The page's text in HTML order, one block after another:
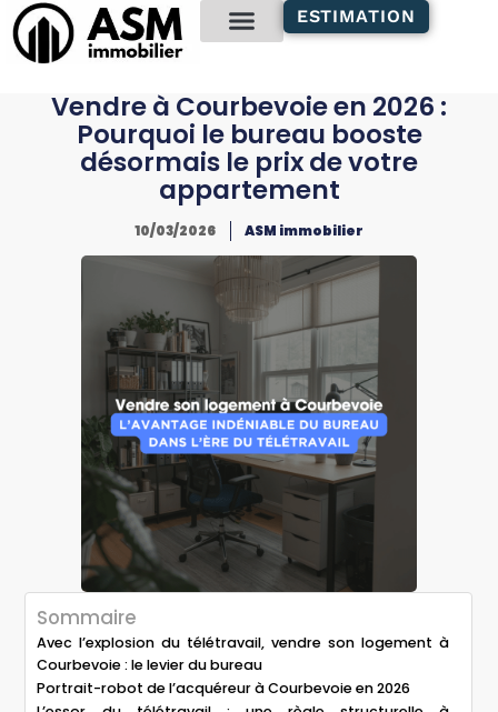
principal
ESTIMATION
Vendre à Courbevoie en 2026 :
Pourquoi le bureau booste
désormais le prix de votre
appartement
10/03/2026 ASM immobilier
Sommaire
Avec l’explosion du télétravail, vendre son logement à
Courbevoie : le levier du bureau
Portrait-robot de l’acquéreur à Courbevoie en 2026